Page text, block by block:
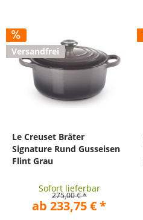
Versandfrei
Le Creuset Bräter
Signature Rund Gusseisen
Flint Grau
Sofort lieferbar
275,00 € *
ab 233,75 € *